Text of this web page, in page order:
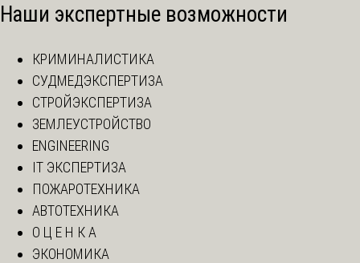
Наши экспертные возможности
КРИМИНАЛИСТИКА
СУДМЕДЭКСПЕРТИЗА
СТРОЙЭКСПЕРТИЗА
ЗЕМЛЕУСТРОЙСТВО
ENGINEERING
IT ЭКСПЕРТИЗА
ПОЖАРОТЕХНИКА
АВТОТЕХНИКА
О Ц Е Н К А
ЭКОНОМИКА